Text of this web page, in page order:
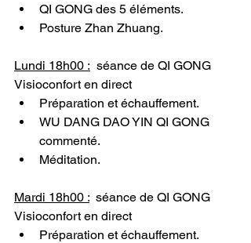
QI GONG des 5 éléments.
Posture Zhan Zhuang.
Lundi 18h00 : séance de QI GONG
Visioconfort en direct
Préparation et échauffement.
WU DANG DAO YIN QI GONG
commenté.
Méditation.
Mardi 18h00 : séance de QI GONG
Visioconfort en direct
Préparation et échauffement.